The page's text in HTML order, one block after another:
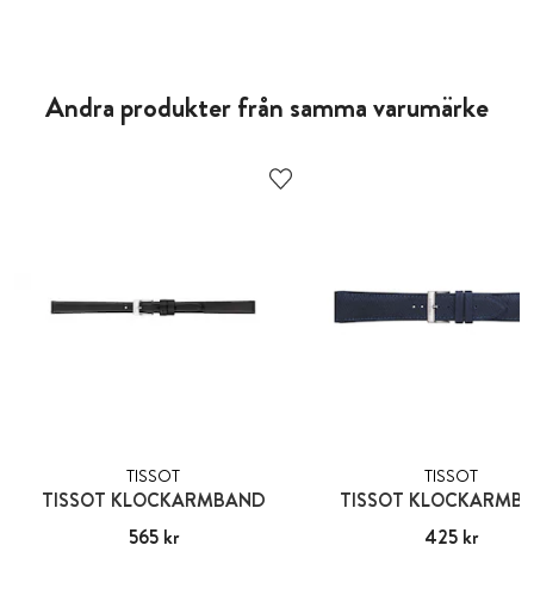
Andra produkter från samma varumärke
TISSOT
TISSOT KLOCKARMBAND
Pris:565 kr
565 kr
TISSOT
TISSOT
Pris:425 kr
425 kr